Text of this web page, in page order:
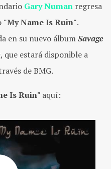
Gary Numan regresa
"My Name Is Ruin".
en su nuevo álbumSavage
, que estará disponible a
de BMG.
Is Ruin" aquí: